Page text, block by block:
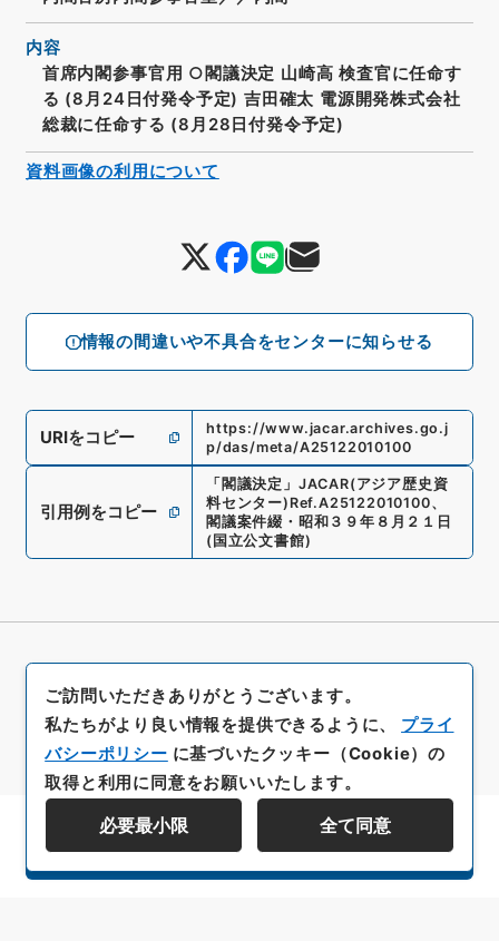
情報の間違いや不具合をセンターに知らせる
内容
首席内閣参事官用 ○閣議決定 山崎高 検査官に任命す
る (8月24日付発令予定) 吉田確太 電源開発株式会社
総裁に任命する (8月28日付発令予定)
URIをコピー
https://www.jacar.archives.go.j
p/das/meta/A25122010100
引用例をコピー
「 閣議決定 」 JACAR(アジア歴史資
料センター) Ref.A25122010100、
閣議案件綴・昭和３９年８月２１日
( 国立公文書館)
資料画像の利用について
資料群階層を表示する
ご訪問いただきありがとうございます。
私たちがより良い情報を提供できるように、 プライ
バシーポリシー に基づいたクッキー（Cookie）の
取得と利用に同意をお願いいたします。
必要最小限 全て同意